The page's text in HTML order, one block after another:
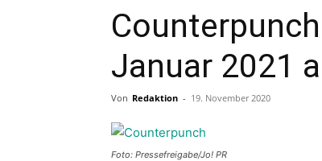
Januar 2021
Von Redaktion - 19. November 2020
Foto: Pressefreigabe/Jo! PR